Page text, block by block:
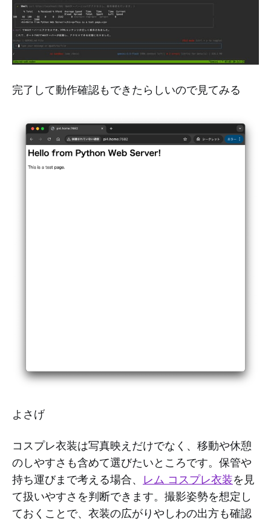
完了して動作確認もできたらしいので見てみる
よさげ
コスプレ衣装は写真映えだけでなく、移動や休憩
のしやすさも含めて選びたいところです。保管や
持ち運びまで考える場合、 レム コスプレ衣装を見
て扱いやすさを判断できます。撮影姿勢を想定し
ておくことで、衣装の広がりやしわの出方も確認